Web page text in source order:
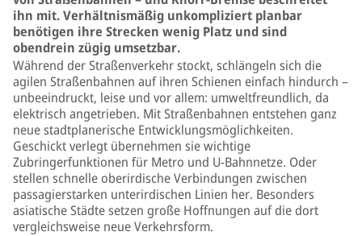
ihn mit. Verhältnismäßig unkompliziert planbar
benötigen ihre Strecken wenig Platz und sind
obendrein zügig umsetzbar.
Während der Straßenverkehr stockt, schlängeln sich die
agilen Straßenbahnen auf ihren Schienen einfach hindurch –
unbeeindruckt, leise und vor allem: umweltfreundlich, da
elektrisch angetrieben. Mit Straßenbahnen entstehen ganz
neue stadtplanerische Entwicklungsmöglichkeiten.
Geschickt verlegt übernehmen sie wichtige
Zubringerfunktionen für Metro und U-Bahnnetze. Oder
stellen schnelle oberirdische Verbindungen zwischen
passagierstarken unterirdischen Linien her. Besonders
asiatische Städte setzen große Hoffnungen auf die dort
vergleichsweise neue Verkehrsform.